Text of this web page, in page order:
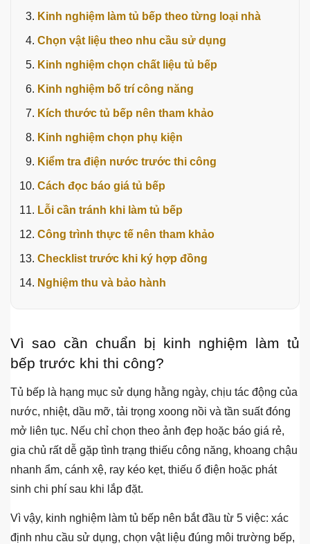
Kinh nghiệm làm tủ bếp theo từng loại nhà
Chọn vật liệu theo nhu cầu sử dụng
Kinh nghiệm chọn chất liệu tủ bếp
Kinh nghiệm bố trí công năng
Kích thước tủ bếp nên tham khảo
Kinh nghiệm chọn phụ kiện
Kiểm tra điện nước trước thi công
Cách đọc báo giá tủ bếp
Lỗi cần tránh khi làm tủ bếp
Công trình thực tế nên tham khảo
Checklist trước khi ký hợp đồng
Nghiệm thu và bảo hành
Vì sao cần chuẩn bị kinh nghiệm làm tủ
bếp trước khi thi công?
Tủ bếp là hạng mục sử dụng hằng ngày, chịu tác động của
nước, nhiệt, dầu mỡ, tải trọng xoong nồi và tần suất đóng
mở liên tục. Nếu chỉ chọn theo ảnh đẹp hoặc báo giá rẻ,
gia chủ rất dễ gặp tình trạng thiếu công năng, khoang chậu
nhanh ẩm, cánh xệ, ray kéo kẹt, thiếu ổ điện hoặc phát
sinh chi phí sau khi lắp đặt.
Vì vậy, kinh nghiệm làm tủ bếp nên bắt đầu từ 5 việc: xác
định nhu cầu sử dụng, chọn vật liệu đúng môi trường bếp,